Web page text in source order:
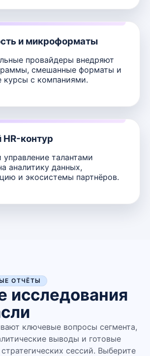
и микроформаты
провайдеры внедряют
смешанные форматы и
курсы с компаниями.
контур
управление талантами
аналитику данных,
и экосистемы партнёров.
ОТЧЁТЫ
исследования
ключевые вопросы сегмента,
выводы и готовые
сессий. Выберите